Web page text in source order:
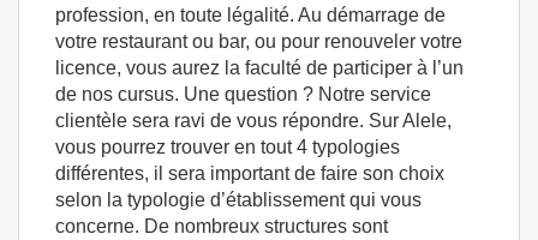
profession, en toute légalité. Au démarrage de
votre restaurant ou bar, ou pour renouveler votre
licence, vous aurez la faculté de participer à l’un
de nos cursus. Une question ? Notre service
clientèle sera ravi de vous répondre. Sur Alele,
vous pourrez trouver en tout 4 typologies
différentes, il sera important de faire son choix
selon la typologie d’établissement qui vous
concerne. De nombreux structures sont